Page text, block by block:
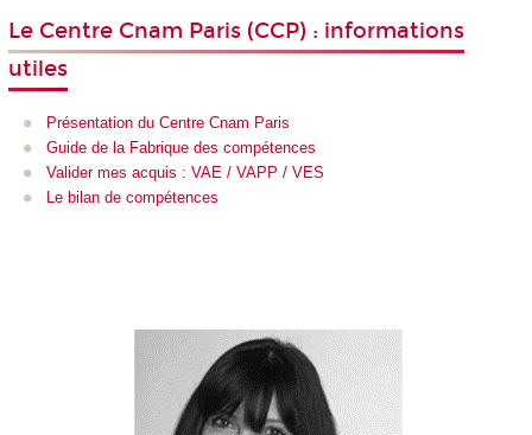
Le Centre Cnam Paris (CCP) : informations
utiles
Présentation du Centre Cnam Paris
Guide de la Fabrique des compétences
Valider mes acquis : VAE / VAPP / VES
Le bilan de compétences